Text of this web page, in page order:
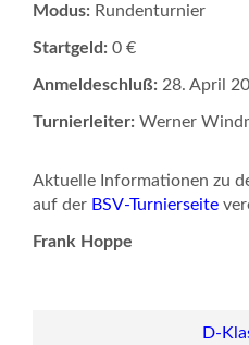
Modus: Rundenturnier
Startgeld: 0 €
Anmeldeschluß: 28. April
Turnierleiter: Werner
Aktuelle Informationen zu
auf der BSV-Turnierseite
Frank Hoppe
D-